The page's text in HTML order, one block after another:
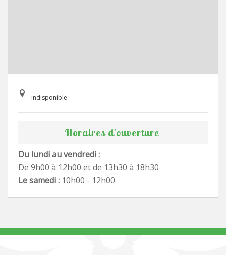
indisponible
Horaires d'ouverture
Du lundi au vendredi :
De 9h00 à 12h00 et de 13h30 à 18h30
Le samedi : 10h00 - 12h00